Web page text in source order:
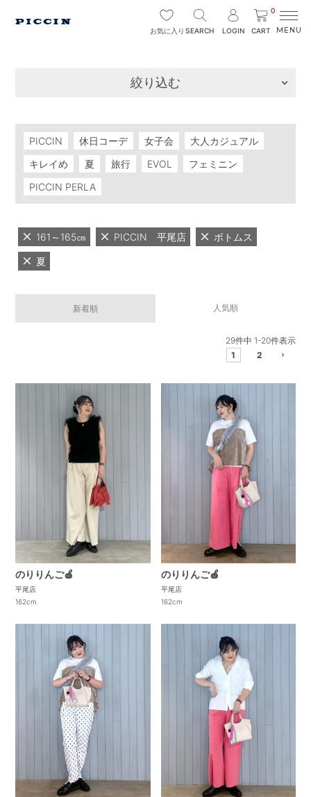
お気に入り SEARCH LOGIN
0
CART
絞り込む
PICCIN 休日コーデ 女子会
大人カジュアル
キレイめ
夏 旅行 EVOL
フェミニン
PICCIN PERLA
161～165㎝ PICCIN 平尾店 ボトムス
夏
新着順 人気順
29件中 1-20件表示
1
2
のりりんご🍎
平尾店
162cm
のりりんご🍎
平尾店
162cm